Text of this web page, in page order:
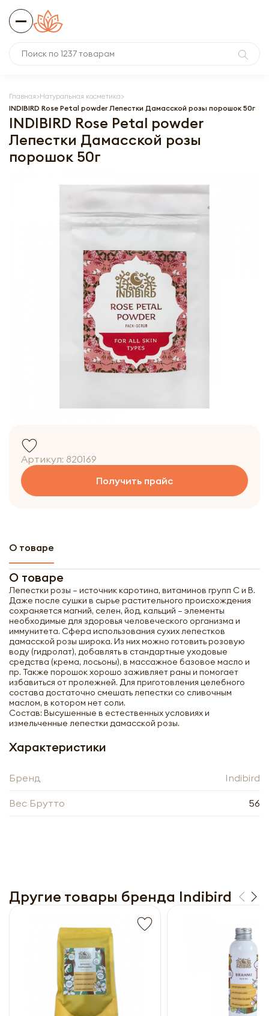
Главная Натуральная косметика
INDIBIRD Rose Petal powder Лепестки Дамасской розы порошок 50г
INDIBIRD Rose Petal powder
Лепестки Дамасской розы
порошок 50г
Артикул: 820169
Получить прайс
О товаре
О товаре
Лепестки розы – источник каротина, витаминов групп C и B.
Даже после сушки в сырье растительного происхождения
сохраняется магний, селен, йод, кальций – элементы
необходимые для здоровья человеческого организма и
иммунитета. Сфера использования сухих лепестков
дамасской розы широка. Из них можно готовить розовую
воду (гидролат), добавлять в стандартные уходовые
средства (крема, лосьоны), в массажное базовое масло и
пр. Также порошок хорошо заживляет раны и помогает
избавиться от пролежней. Для приготовления целебного
состава достаточно смешать лепестки со сливочным
маслом, в котором нет соли.
Состав: Высушенные в естественных условиях и
измельченные лепестки дамасской розы.
Характеристики
Бренд Indibird
Вес Брутто 56
Другие товары бренда Indibird
Получить прайс-лист
Обязательны к заполнению